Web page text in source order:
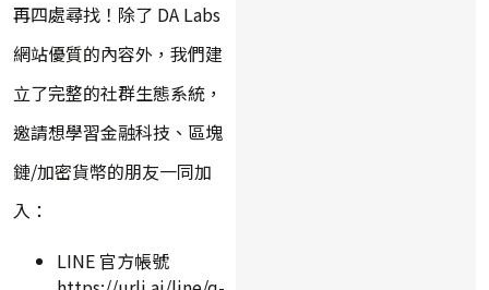
再四處尋找！除了 DA Labs
網站優質的內容外，我們建
立了完整的社群生態系統，
邀請想學習金融科技、區塊
鏈/加密貨幣的朋友一同加
入：
LINE 官方帳號